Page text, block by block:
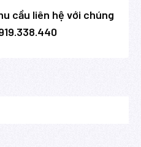
cầu liên hệ với chúng